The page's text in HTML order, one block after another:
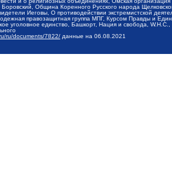
Боровский, Община Коренного Русского народа
Иеговы, О противодействии экстремистской
правозащитная группа МПГ, Курсом Правды и
уголовное единство, Башкорт, Нация и свобода,
ru/documents/7822/ данные на 06.08.2021